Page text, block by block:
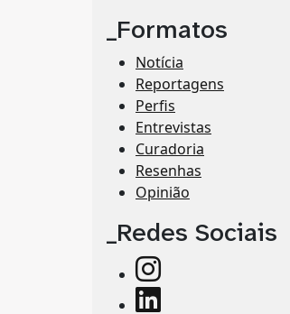
_Formatos
Notícia
Reportagens
Perfis
Entrevistas
Curadoria
Resenhas
Opinião
_Redes Sociais